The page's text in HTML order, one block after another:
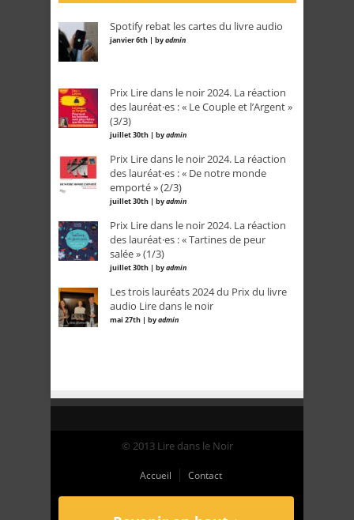
Spotify rebat les cartes du livre audio
janvier 6th | byadmin
Prix Lire dans le noir 2024. La réaction
des lauréat·es : « Le Couple et l’Argent »
(3/3)
juillet 30th | byadmin
Prix Lire dans le noir 2024. La réaction
des lauréat·es : « De notre monde
emporté » (2/3)
juillet 30th | byadmin
Prix Lire dans le noir 2024. La réaction
des lauréat·es : « Tartines de peur
salée » (1/3)
juillet 30th | byadmin
Les trois lauréats 2024 du Prix du livre
audio Lire dans le noir
mai 27th | byadmin
© 2013 Lire dans le Noir
Accueil Contact